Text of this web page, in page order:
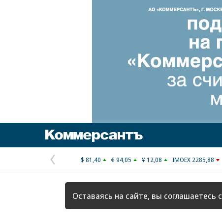
Предыдущая
страница
$ 81,40 € 94,05 ¥ 12,08 IMOEX 2285,88
Оставаясь на сайте, вы соглашаетесь с